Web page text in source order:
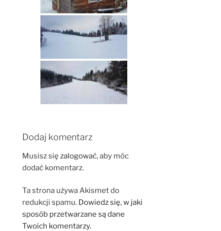
Dodaj komentarz
Musisz się zalogować, aby móc
dodać komentarz.
Ta strona używa Akismet do
redukcji spamu. Dowiedz się, w jaki
sposób przetwarzane są dane
Twoich komentarzy.